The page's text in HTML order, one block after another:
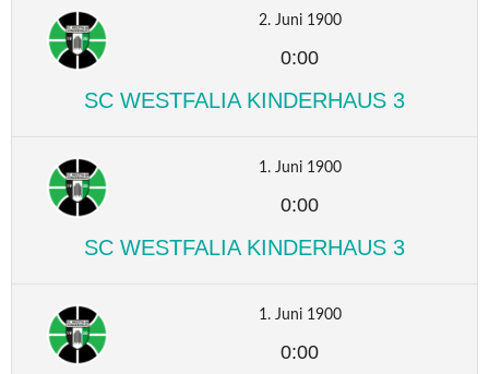
2. Juni 1900
0:00
SC WESTFALIA KINDERHAUS 3
1. Juni 1900
0:00
SC WESTFALIA KINDERHAUS 3
1. Juni 1900
0:00